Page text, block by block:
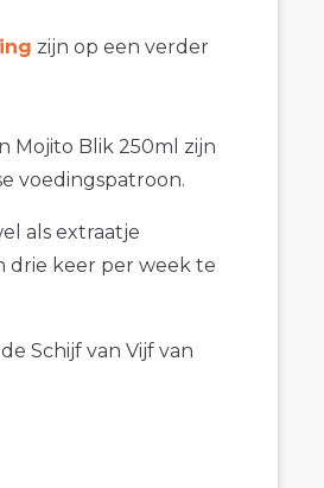
zijn op een verder
Mojito Blik 250ml zijn
voedingspatroon.
als extraatje
drie keer per week te
Schijf van Vijf van